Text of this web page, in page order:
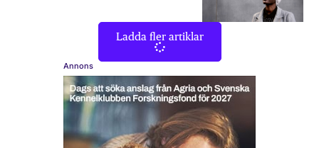
Ladda fler artiklar
Annons